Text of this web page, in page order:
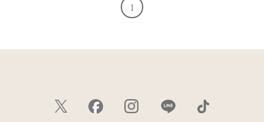
1